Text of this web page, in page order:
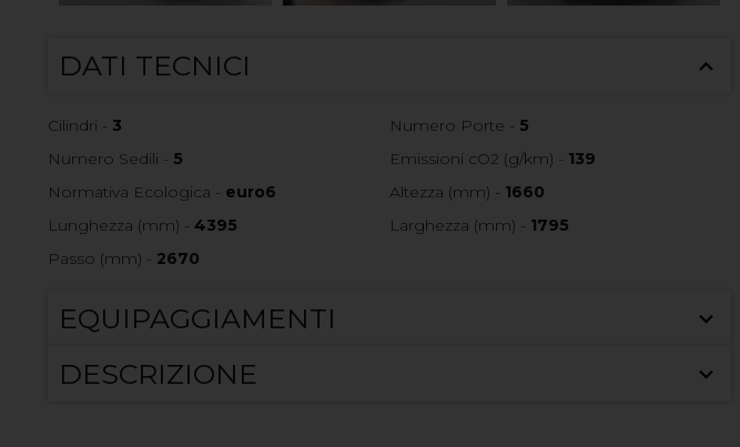
DATI TECNICI
Cilindri - 3 Numero Porte - 5
Numero Sedili - 5 Emissioni cO2 (g/km) - 139
Normativa Ecologica - euro6 Altezza (mm) - 1660
Lunghezza (mm) - 4395 Larghezza (mm) - 1795
Passo (mm) - 2670
EQUIPAGGIAMENTI
DESCRIZIONE